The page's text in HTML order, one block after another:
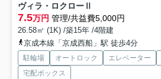
ヴィラ・ロクローⅡ
7.5万円 管理/共益費5,000円
26.58㎡ (1K) /築15年 /4階建
京成本線「京成西船」駅 徒歩4分
駐輪場 オートロック エレベーター
宅配ボックス